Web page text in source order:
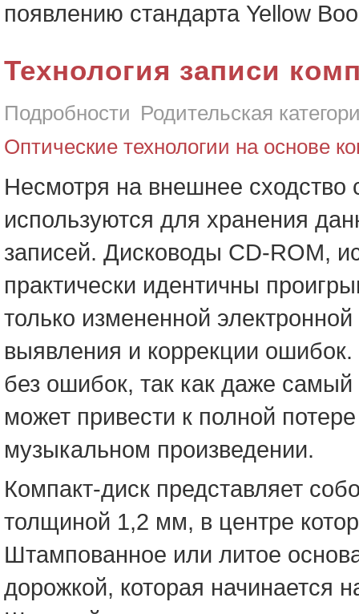
появлению стандарта Yellow
Технология записи
Подробности Родительская
Оптические технологии на основе
Несмотря на внешнее сходство
используются для хранения
записей. Дисководы CD-ROM,
практически идентичны
только измененной
выявления и коррекции
без ошибок, так как даже
может привести к полной
музыкальном произведении.
Компакт-диск представляет
толщиной 1,2 мм, в центре
Штампованное или литое
дорожкой, которая начинается